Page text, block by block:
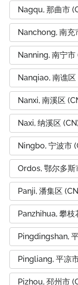
Nagqu, 那曲市
Nanchong, 南充
Nanning, 南宁市
Nanqiao, 南谯区
Nanxi, 南溪区
Naxi, 纳溪区
Ningbo, 宁波市
Ordos, 鄂尔多斯
Panji, 潘集区
Panzhihua, 攀枝
Pingdingshan,
Pingliang, 平凉
Pizhou, 邳州市